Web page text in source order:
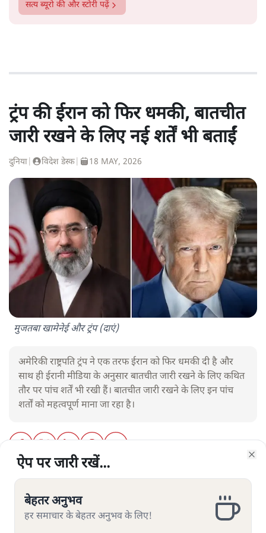
सत्य ब्यूरो की और स्टोरी पढ़ें
ट्रंप की ईरान को फिर धमकी, बातचीत
जारी रखने के लिए नई शर्तें भी बताईं
दुनिया विदेश डेस्क 18 MAY, 2026
मुजतबा खामेनेई और ट्रंप (दाएं)
अमेरिकी राष्ट्रपति ट्रंप ने एक तरफ ईरान को फिर धमकी दी है और
साथ ही ईरानी मीडिया के अनुसार बातचीत जारी रखने के लिए कथित
तौर पर पांच शर्तें भी रखी हैं। बातचीत जारी रखने के लिए इन पांच
शर्तों को महत्वपूर्ण माना जा रहा है।
अमेरिकी राष्ट्रपति डोनाल्ड ट्रंप ने
भाग रही है” और अगर तेहरान ने जल्द फैसला नहीं लिया, तो
“उसके पास खोने के लिए कुछ भी नहीं बचेगा।” यह बयान ऐसे
ऐप पर जारी रखें...
बेहतर अनुभव
हर समाचार के बेहतर अनुभव के लिए!
ऐप पर जारी रखें...
बेहतर अनुभव
हर समाचार के बेहतर अनुभव के लिए!
ऐप पर जारी रखें...
बेहतर अनुभव
हर समाचार के बेहतर अनुभव के लिए!
ऐप पर जारी रखें...
बेहतर अनुभव
हर समाचार के बेहतर अनुभव के लिए!
ऐप पर जारी रखें...
बेहतर अनुभव
हर समाचार के बेहतर अनुभव के लिए!
ऐप पर जारी रखें...
बेहतर अनुभव
हर समाचार के बेहतर अनुभव के लिए!